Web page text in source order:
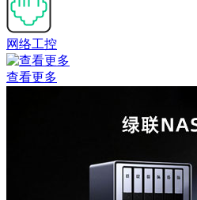
网络工控
查看更多